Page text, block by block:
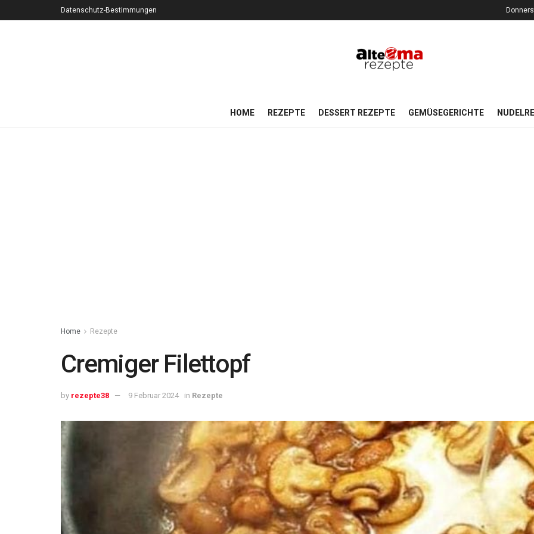
Datenschutz-Bestimmungen
HOME REZEPTE DESSERT REZEPTE GEMÜSEGERICHTE
Home Rezepte
Cremiger Filettopf
by rezepte38 9 Februar 2024 in Rezepte